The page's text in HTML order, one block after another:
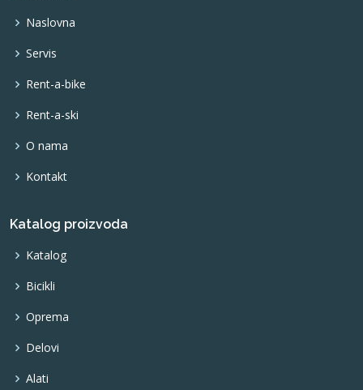
Naslovna
Servis
Rent-a-bike
Rent-a-ski
O nama
Kontakt
Katalog proizvoda
Katalog
Bicikli
Oprema
Delovi
Alati